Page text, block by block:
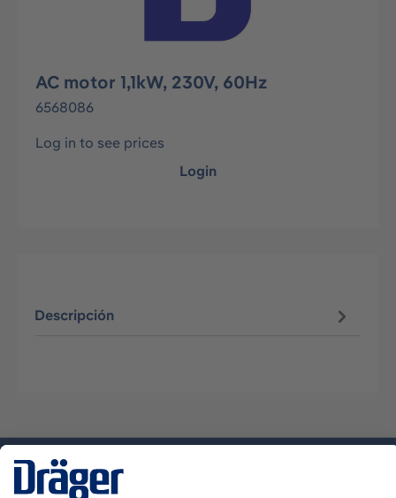
AC motor 1,1kW, 230V, 60Hz
6568086
Log in to see prices
Login
Descripción